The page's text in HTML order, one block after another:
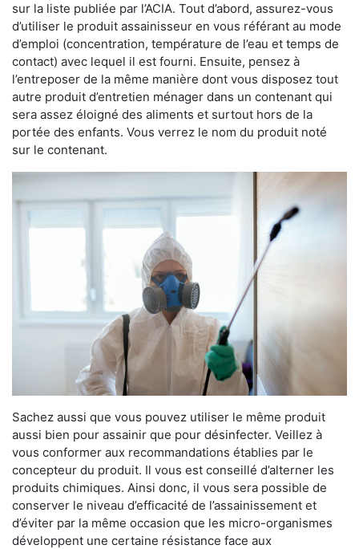
sur la liste publiée par l’ACIA. Tout d’abord, assurez-vous
d’utiliser le produit assainisseur en vous référant au mode
d’emploi (concentration, température de l’eau et temps de
contact) avec lequel il est fourni. Ensuite, pensez à
l’entreposer de la même manière dont vous disposez tout
autre produit d’entretien ménager dans un contenant qui
sera assez éloigné des aliments et surtout hors de la
portée des enfants. Vous verrez le nom du produit noté
sur le contenant.
Sachez aussi que vous pouvez utiliser le même produit
aussi bien pour assainir que pour désinfecter. Veillez à
vous conformer aux recommandations établies par le
concepteur du produit. Il vous est conseillé d’alterner les
produits chimiques. Ainsi donc, il vous sera possible de
conserver le niveau d’efficacité de l’assainissement et
d’éviter par la même occasion que les micro-organismes
développent une certaine résistance face aux